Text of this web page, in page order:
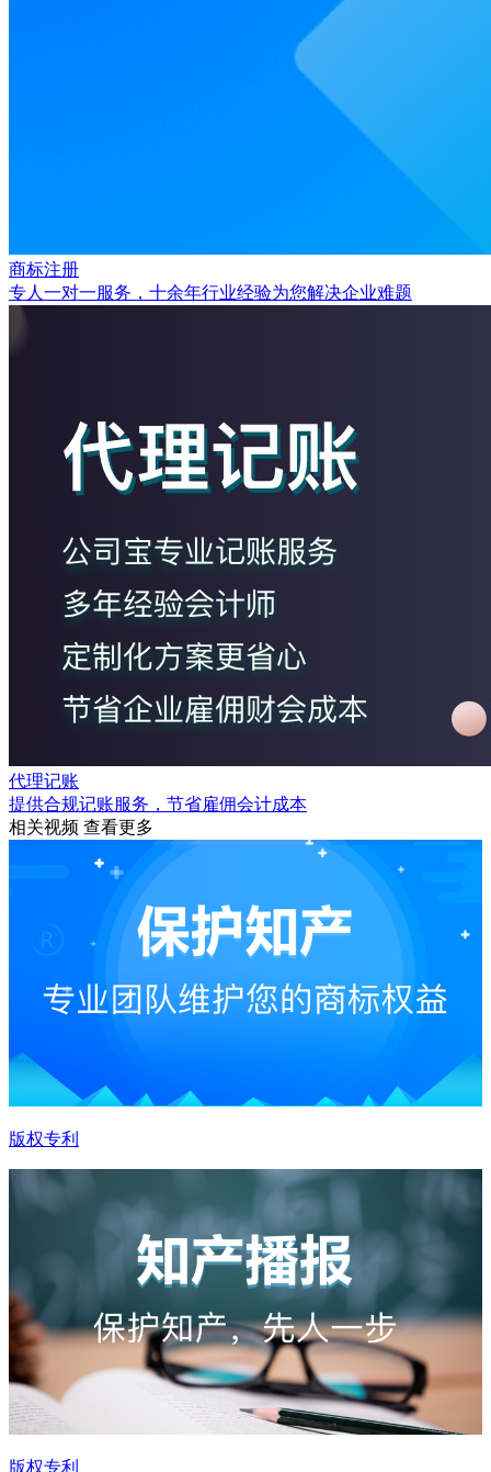
商标注册
专人一对一服务，十余年行业经验为您解决企业难题
代理记账
提供合规记账服务，节省雇佣会计成本
相关视频 查看更多
版权专利
版权专利